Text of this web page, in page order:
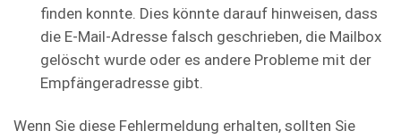
finden konnte. Dies könnte darauf hinweisen, dass
die E-Mail-Adresse falsch geschrieben, die Mailbox
gelöscht wurde oder es andere Probleme mit der
Empfängeradresse gibt.
Wenn Sie diese Fehlermeldung erhalten, sollten Sie